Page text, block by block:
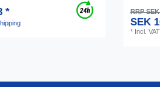
* RRP
SEK
* Incl. VAT